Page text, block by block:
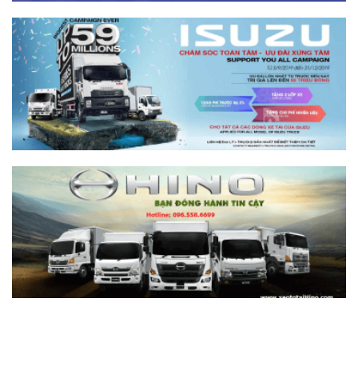
Xem chi tiết >>
So sánh xe tải SRM T35 và Tera 100s:
Nên chọn dòng nào?
Xem chi tiết >>
Nên mua xe tải SRM T30 vs Suzuki Carry
Pro? So sánh chi tiết
Xem chi tiết >>
Nên mua xe tải SRM T30 hay Tera 100?
Tìm hiểu chi tiết